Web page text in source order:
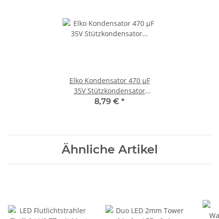
Elko Kondensator 470 µF
35V Stützkondensator
Flackerschutz 20 Stück S417
8,79 € *
Ähnliche Artikel